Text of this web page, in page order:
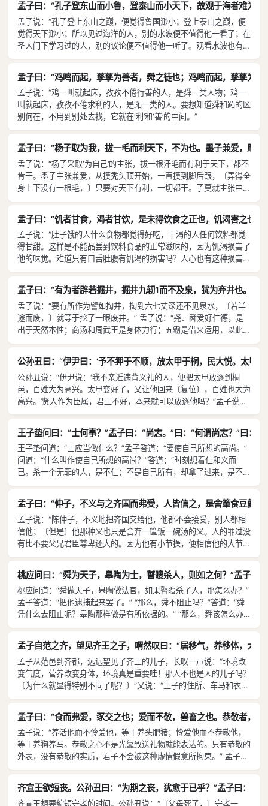
树，妇女养蚕缫丝，老年人足以有丝绵衣穿了。五只母鸡，两只母
猪，不要丧失它们繁殖的时机，老年人足以有肉吃了。百亩的土地，
男子去耕种，八口之家足以吃饱了。所谓西伯善于赡养老者，是指他
制定了土地制度，教育人民栽种和畜牧，引导他们的妻子儿女去奉养
自己家的老人。五十岁，没有丝绵衣穿便不暖和；七十岁，没有肉吃
便感到饥饿。穿不暖，吃不饱，叫作挨冻受饿。文王的百姓中没有挨
冻受饿的老人，就是这个意思。” 孟子说：“精耕细作，减轻税收，
可以使百姓富足。取食于百姓有一定时候，依礼消费，财物是用不尽
的。百姓没有水和火便活不下去，黄昏夜晚敲别人的门来求水火，没
有不给予的，是因为水火不是稀罕物。圣人治理天下，要使粮食多得
就像水和火。粮食就像水火那样多了，百姓哪有不仁爱的呢？”...
孟子曰：“孔子登东山而小鲁，登泰山而小天下，故观于海者难为
孟子说：“孔子登上东山之巅，便觉得鲁国渺小；登上泰山之巅，便
觉得天下渺小；所以见过海洋的人，别的水波便不值得他一看了；在
圣人门下学习过的人，别的议论便不值得他一听了。观看水波也有讲
究，一定要看它汹涌澎湃的壮观。太阳月亮的光辉，一点小缝隙都能
子，没有一定的修为，便不走仕进之路。”
孟子曰：“鸡鸣而起，孳孳为善者，舜之徒也；鸡鸣而起，孳孳为
孟子说：“鸡一叫就起床，孜孜不倦行善的人，是舜一类人物；鸡一
叫就起床，孜孜不倦求利的人，是跖一类的人。要想知道舜和跖的区
别何在，不用到别处去找，它就在‘利’和‘善’的中间。”
孟子曰：“杨子取为我，拔一毛而利天下，不为也。墨子兼爱，摩
孟子说：“杨子采取‘为自己’的主张，拔一根汗毛而有利于天下，都不
肯干。墨子主张兼爱，从摸秃头顶开始，一直摸到脚后跟，〔弄得全
身上下没有一根毛，〕只要对天下有利，一切都干。子莫就主张中
道。主张中道其实差不多对了。但是主张中道如果不知权变，便是拘
举其一点不及其余了。”
孟子曰：“饥者甘食，渴者甘饮，是未得饮食之正也，饥渴害之也
孟子说：“肚子饿的人什么食物都觉得好吃，干渴的人任何饮料都觉
得甘甜。这样是不能品尝到饮料食品的正常滋味的，因为饥渴损害了
他的味觉。难道只有口舌肚腹有饥渴的损害吗？人心也有这种损害。
如果人们能够〔经常培养心志，〕不使人心遭受口舌肚腹那样的饥
渴，那比不上别人优秀的忧虑就会没有了。” 孟子说：“柳下惠不因
为有大官做便改变他的操守。”
孟子曰：“有为者辟若掘井，掘井九轫1而不及泉，犹为弃井也。”
孟子说：“要有所作为譬如掏井，掏到六七丈深还不见泉水，〔若半
途而废，〕就等于挖了一眼废井。” 孟子说：“尧、舜爱好仁德，是
出于天然本性；商汤和周武王是身体力行；五霸是借来运用，以此匡
正诸侯。但是，久借不还，又怎知他不会最终拥有呢？”
公孙丑曰：“伊尹曰：‘予不狎于不顺，放太甲于桐，民大悦。太甲
公孙丑说：“伊尹说：‘我不亲近违背义礼的人，便把太甲放逐到桐
邑，百姓大为高兴。太甲变好了，又让他回来〔复位〕，百姓也大为
高兴。’贤人作为臣属，君王不好，本来就可以放逐他吗？”孟子说：
“是伊尹那样的想法，就可以；不是伊尹那样的想法，就是篡夺了。”
饭，为什么呢？” 孟子说：“君子居住在一个国家，君王用他，就会
平安、富足、尊贵而有名誉；少年子弟信从他，就会孝父母、敬兄
长、忠心而且信实。你说‘不白吃饭哪’，〔我请问，〕贡献还有比这
更大的吗？”
王子垫问曰：“士何事？”孟子曰：“尚志。”曰：“何谓尚志？”曰：
王子垫问道：“士应当做什么？”孟子答道：“要使自己所想的高尚。”
问道：“什么叫作使自己所想的高尚？”答道：“时刻想着仁和义而
已。杀一个无罪的人，是不仁；不是自己所有，却拿了过来，是不
义。住在哪里？仁就是；路在何方？义就是。住在仁的屋宇里，走在
孟子曰：“仲子，不义与之齐国而弗受，人皆信之，是舍箪食豆羹
孟子说：“陈仲子，不义地把齐国交给他，他都不会接受，别人都相
信他；〔但是〕他那种义也只是舍弃一筐饭一碗汤的义。人的罪过没
有比不要父兄君臣尊卑还大的。因为他有小节操，便相信他的大节
操，怎么可以呢？”
桃应问曰：“舜为天子，皋陶为士，瞽瞍杀人，则如之何？”孟子曰
桃应问道：“舜做天子，皋陶做法官，如果瞽瞍杀了人，那怎么办？”
孟子答道：“把他逮捕起来罢了。” “那么，舜不阻止吗？”答道：“舜
凭什么去阻止呢？皋陶那样做是有所依据的。” “那么，舜该怎么办
呢？”答道：“舜把丢掉天子之位看作丢掉破拖鞋一般。偷偷地背着父
亲而逃走，傍着海边住下来，一辈子逍遥快乐，忘记了他曾经君临天
下。”
孟子自范之齐，望见齐王之子，喟然叹曰：“居移气，养移体，大
孟子从范邑到齐都，远远望见了齐王的儿子，长叹一声说：“环境改
变气度，营养改变身体，环境真是重要哇！那人不也是人的儿子吗？
〔为什么就显得特别不同了呢？〕”又说：“王子的住所、车马和衣服
多半和别人相同，为什么王子却像那样呢？是因为他的环境使他这样
南城门下呼喊，守门的说：‘这不是我的君主哇，为什么他的声音像
我们的君主呢？’这没有别的缘故，环境相似罢了。”
孟子曰：“食而弗爱，豕交之也；爱而不敬，兽畜之也。恭敬者，
孟子说：“养活他而不怜爱他，等于养头肥猪；怜爱他而不恭敬他，
等于养狗养马。恭敬之心不是光靠致送礼物就能表达的。只有恭敬的
外表，没有恭敬的实质，君子不会被这种虚情假意所拘束。” 孟子
说：“人的身体容貌是天生的，但只有圣人才能不辜负此大好天赋。”
齐宣王欲短丧。公孙丑曰：“为期之丧，犹愈于已乎？”孟子曰：“
齐宣王想要缩短守孝的时间。公孙丑说：“〔父母死了，〕守孝一